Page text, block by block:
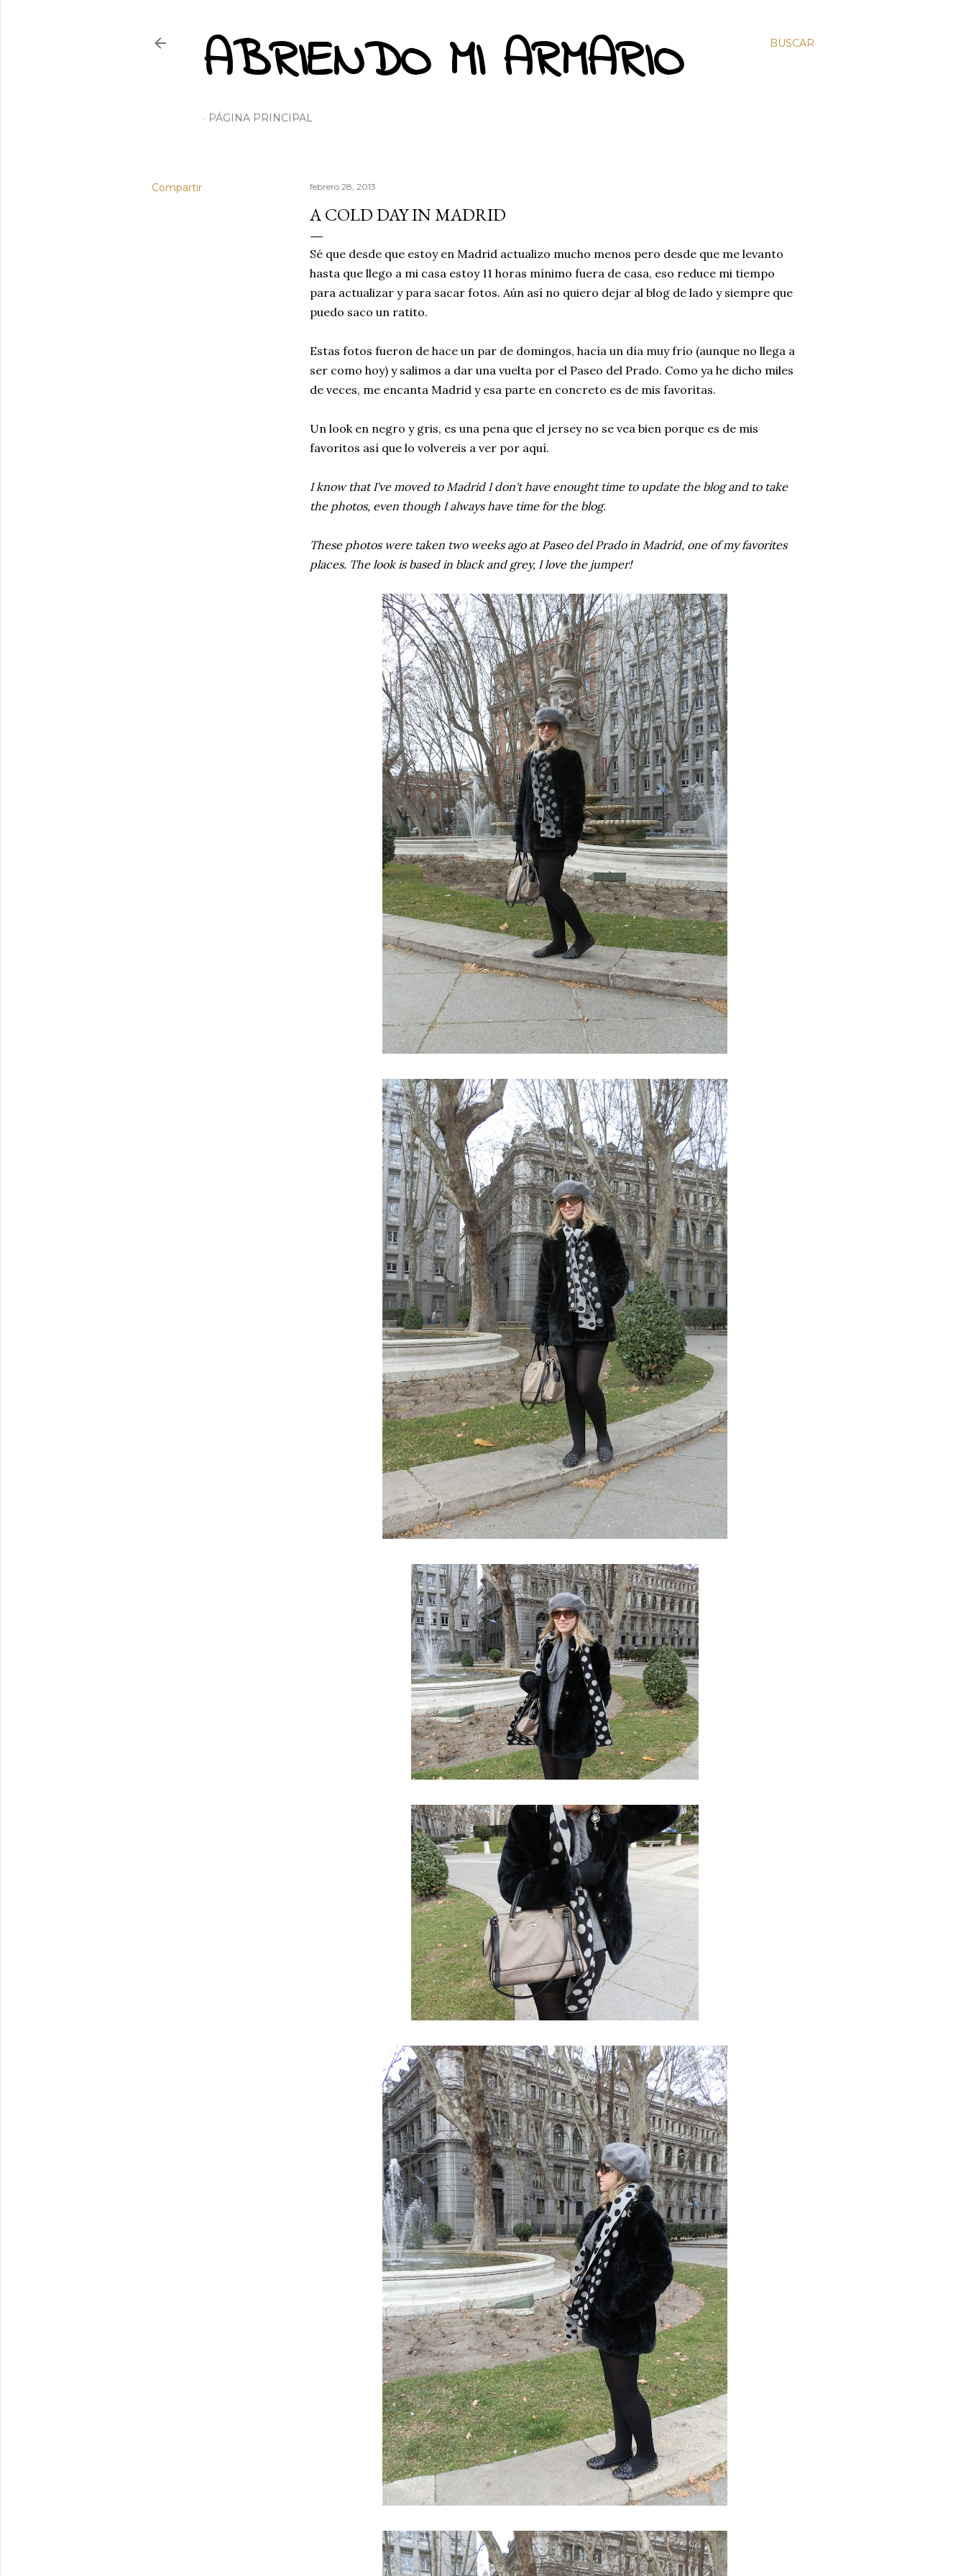
BUSCAR
ABRIENDO MI ARMARIO
PÁGINA PRINCIPAL
Compartir febrero 28, 2013
A COLD DAY IN MADRID
Sé que desde que estoy en Madrid actualizo mucho menos pero desde que me levanto
hasta que llego a mi casa estoy 11 horas mínimo fuera de casa, eso reduce mi tiempo
para actualizar y para sacar fotos. Aún así no quiero dejar al blog de lado y siempre que
puedo saco un ratito.
Estas fotos fueron de hace un par de domingos, hacía un día muy frío (aunque no llega a
ser como hoy) y salimos a dar una vuelta por el Paseo del Prado. Como ya he dicho miles
de veces, me encanta Madrid y esa parte en concreto es de mis favoritas.
Un look en negro y gris, es una pena que el jersey no se vea bien porque es de mis
favoritos así que lo volvereis a ver por aquí.
I know that I've moved to Madrid I don't have enought time to update the blog and to take
the photos, even though I always have time for the blog.
These photos were taken two weeks ago at Paseo del Prado in Madrid, one of my favorites
places. The look is based in black and grey, I love the jumper!